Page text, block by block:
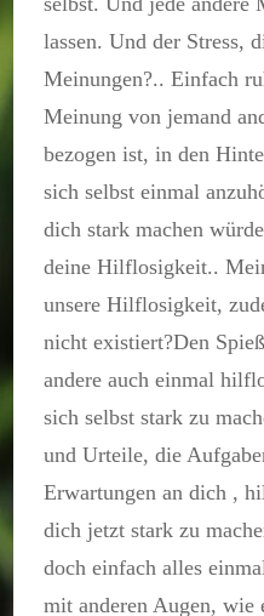
lassen. Und der Stress,
Meinungen?.. Einfach
Meinung von jemand
bezogen ist, in den
sich selbst einmal
dich stark machen
deine Hilflosigkeit..
unsere Hilflosigkeit,
nicht existiert?Den
andere auch einmal
sich selbst stark zu
und Urteile, die
Erwartungen an dich ,
dich jetzt stark zu
doch einfach alles
mit anderen Augen, wie